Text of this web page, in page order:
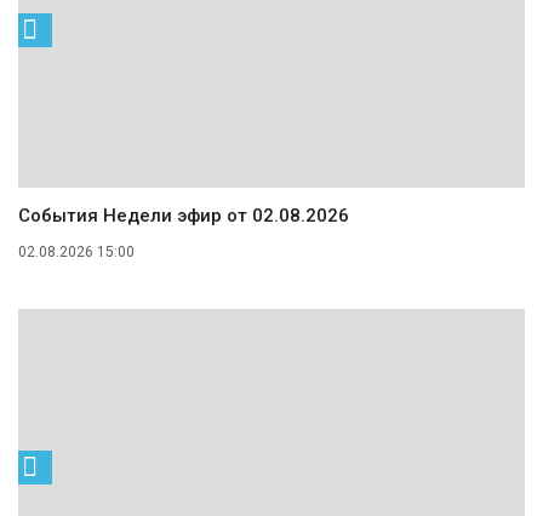
События Недели эфир от 02.08.2026
02.08.2026 15:00